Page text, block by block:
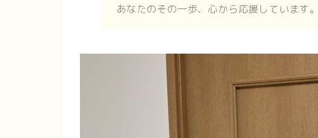
あなたのその一歩、心から応援しています。